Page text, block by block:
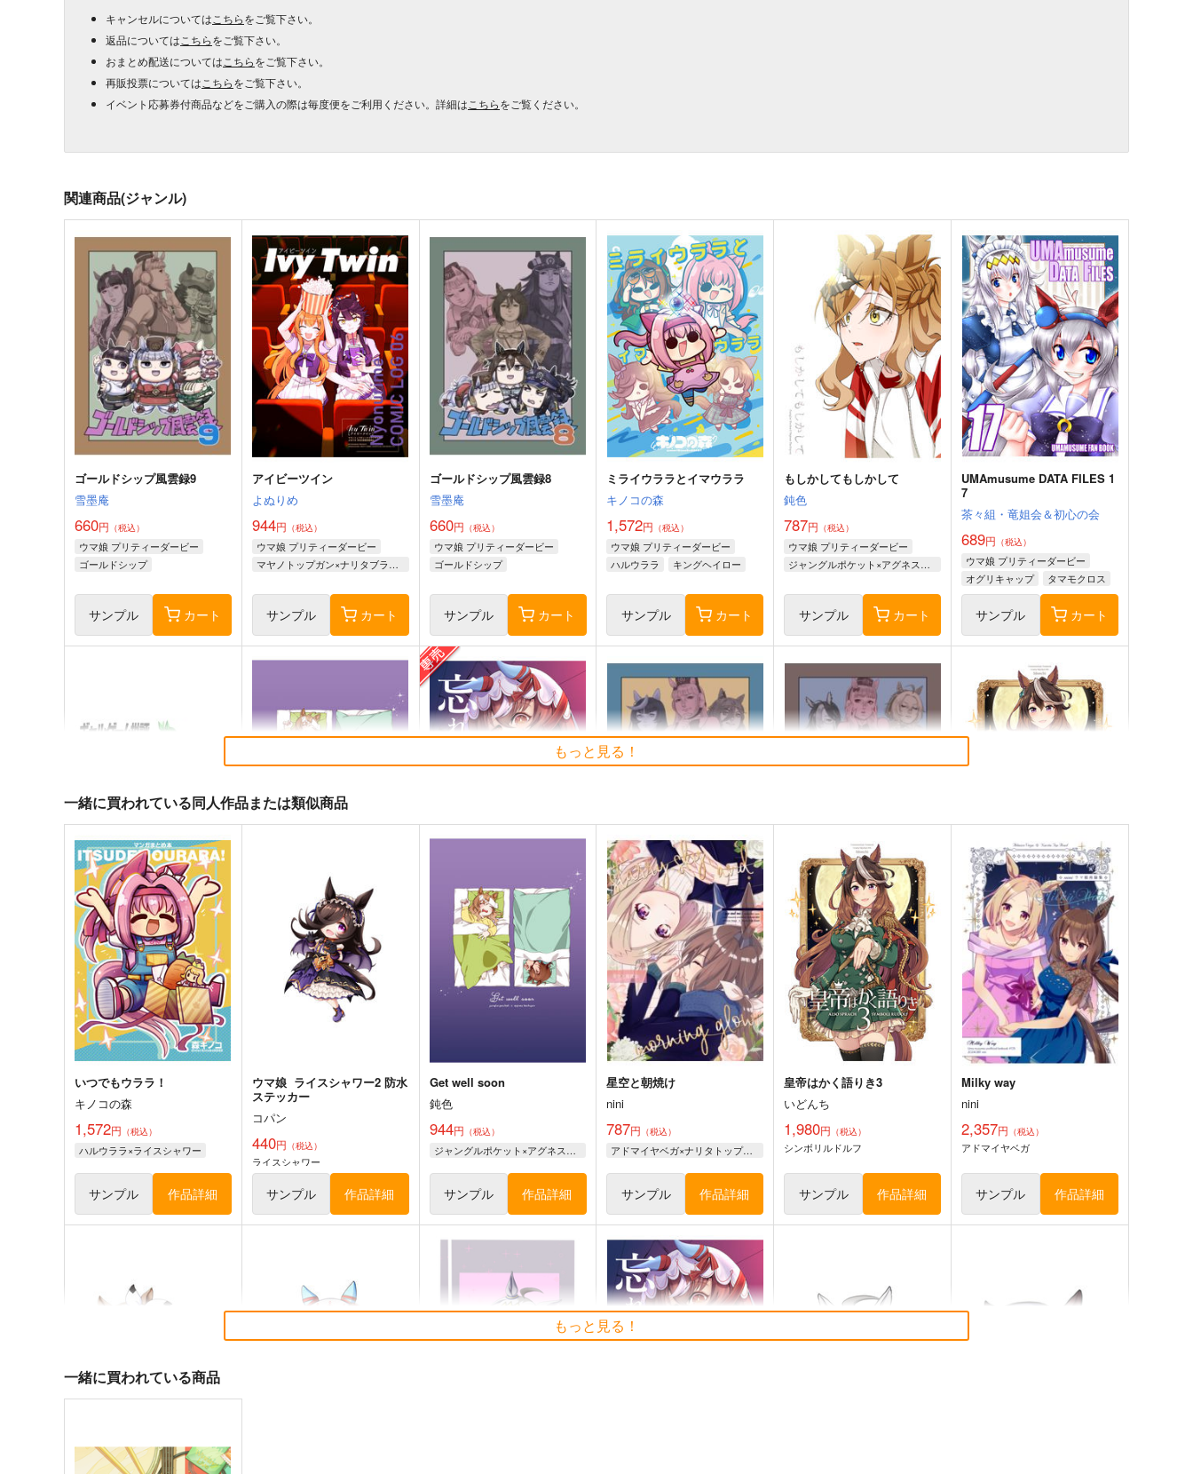
キャンセルについては こちらをご覧下さい。
返品については こちらをご覧下さい。
おまとめ配送については こちらをご覧下さい。
再販投票については こちらをご覧下さい。
イベント応募券付商品などをご購入の際は毎度便をご利用ください。詳細は こちらをご覧ください。
関連商品(ジャンル)
ゴールドシップ風雲録9
雪墨庵
660円 （税込）
ウマ娘 プリティーダービー
ゴールドシップ
マルシュロレーヌ
サンプル カート
アイビーツイン
よぬりめ
944円 （税込）
ウマ娘 プリティーダービー
マヤノトップガン×ナリタブライアン
サンプル カート
ゴールドシップ風雲録8
雪墨庵
660円 （税込）
ウマ娘 プリティーダービー
ゴールドシップ
サンプル カート
ミライウララとイマウララ
キノコの森
1,572円 （税込）
ウマ娘 プリティーダービー
ハルウララ
キングヘイロー
サンプル カート
もしかしてもしかして
鈍色
787円 （税込）
ウマ娘 プリティーダービー
ジャングルポケット×アグネスタキオン
サンプル カート
UMAmusume DATA FILES 1
7
茶々組・竜姐会＆初心の会
689円 （税込）
ウマ娘 プリティーダービー
オグリキャップ
タマモクロス
スーパークリーク
サンプル カート
ギャルゲーム批評2026年１月
号
Ｏ山出版
440円（税込）
ウマ娘 プリティーダービー
サンプル カート
Get well soon
（税込）
ウマ娘 プリティーダービー
忘れ物のありか
モス製麺
200 円（税込）
ウマ娘 プリティーダービー
スティルインラブ
ゴールドシップ風雲録7
雪墨庵
660円（税込）
ウマ娘 プリティーダービー
ゴールドシップ
ノーリーズン
カルストンライトオ
サンプル カート
ゴールドシップ風雲録６
雪墨庵
660円（税込）
ウマ娘 プリティーダービー
ゴールドシップ
オルフェーヴル
ドリームジャーニー
サンプル カート
皇帝はかく語りき3
いどんち
1,980円（税込）
ウマ娘 プリティーダービー
シンボリルドルフ
ジェンティルドンナ
サンプル カート
ウマ娘 プリティーダービー
ゴールドシップ
サンプル カート
ウマ娘ゴールドシップ耐水ス
ウマ娘 マチカネタンホイザ耐
UMAMANGAアラカル
ト 2026 SUMMER
ウマ娘 ベルノライト 防水ス
ウマ娘 ブエナビスタ 防水ス
もっと見る！
一緒に買われている同人作品または類似商品
いつでもウララ！
キノコの森
1,572円 （税込）
ハルウララ×ライスシャワー
サンプル 作品詳細
ウマ娘 ライスシャワー2 防水
ステッカー
コパン
440円 （税込）
ライスシャワー
サンプル 作品詳細
Get well soon
鈍色
944円 （税込）
ジャングルポケット×アグネスタキオン
サンプル 作品詳細
星空と朝焼け
nini
787円 （税込）
アドマイヤベガ×ナリタトップロード
サンプル 作品詳細
皇帝はかく語りき3
いどんち
1,980円 （税込）
シンボリルドルフ
サンプル 作品詳細
Milky way
nini
2,357円 （税込）
アドマイヤベガ
サンプル 作品詳細
もっと見る！
一緒に買われている商品